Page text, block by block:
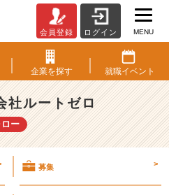
会員登録 ログイン MENU
企業を探す 就職イベント
社ルートゼロ
ロー
募集 >